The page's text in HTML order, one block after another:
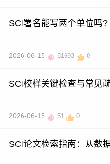
SCI署名能写两个单位吗?
2026-06-15 51693 0
SCI校样关键检查与常见
2026-06-15 51 0
SCI论文检索指南：从数